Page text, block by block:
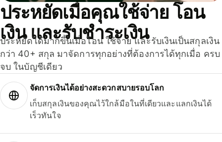
ประหยัดเมื่อคุณใช้จ่าย โอน
เงิน และรับชำระเงิน
ประหยัดได้มากขึ้นเมื่อโอน ใช้จ่าย และรับเงินเป็นสกุลเงิน
กว่า 40+ สกุล มาจัดการทุกอย่างที่ต้องการได้ทุกเมื่อ ครบ
จบ ในบัญชีเดียว
จัดการเงินได้อย่างสะดวกสบายรอบโลก
เก็บสกุลเงินของคุณไว้ใกล้มือในที่เดียวและแลกเงินได้
เร็วทันใจ